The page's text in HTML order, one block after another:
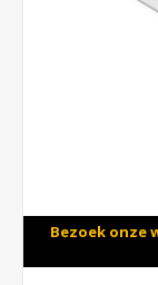
Bezoek onze